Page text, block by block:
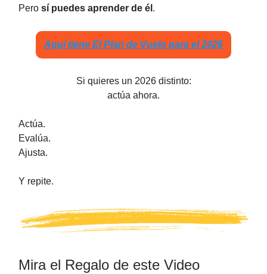
Pero sí puedes aprender de él .
Aquí tiene El Plan de Vuelo para el 2026
Si quieres un 2026 distinto:
actúa ahora.
Actúa.
Evalúa.
Ajusta.
Y repite.
Mira el Regalo de este Video